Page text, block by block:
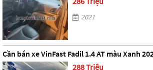
2021
Cần bán xe VinFast Fadil 1.4 AT màu Xanh
288 Triệu